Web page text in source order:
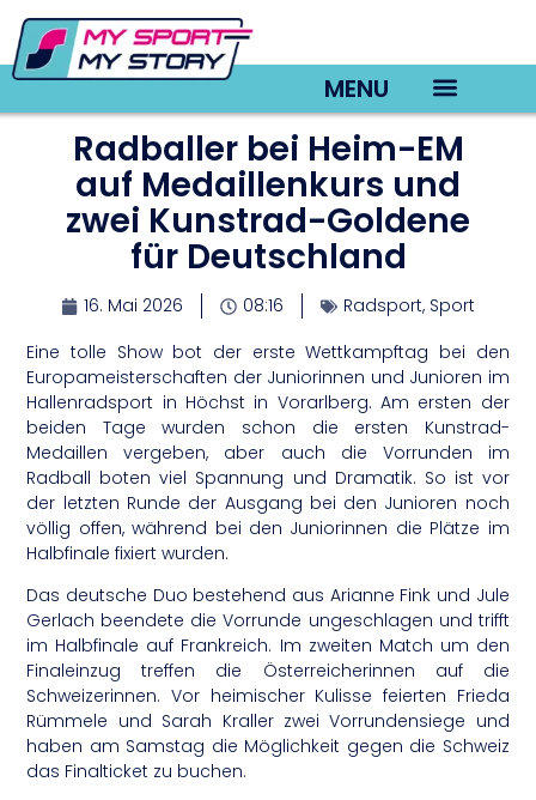
MENU
Radballer bei Heim-EM
auf Medaillenkurs und
zwei Kunstrad-Goldene
für Deutschland
16. Mai 2026 08:16 Radsport, Sport
Eine tolle Show bot der erste Wettkampftag bei den
Europameisterschaften der Juniorinnen und Junioren im
Hallenradsport in Höchst in Vorarlberg. Am ersten der
beiden Tage wurden schon die ersten Kunstrad-
Medaillen vergeben, aber auch die Vorrunden im
Radball boten viel Spannung und Dramatik. So ist vor
der letzten Runde der Ausgang bei den Junioren noch
völlig offen, während bei den Juniorinnen die Plätze im
Halbfinale fixiert wurden.
Das deutsche Duo bestehend aus Arianne Fink und Jule
Gerlach beendete die Vorrunde ungeschlagen und trifft
im Halbfinale auf Frankreich. Im zweiten Match um den
Finaleinzug treffen die Österreicherinnen auf die
Schweizerinnen. Vor heimischer Kulisse feierten Frieda
Rümmele und Sarah Kraller zwei Vorrundensiege und
haben am Samstag die Möglichkeit gegen die Schweiz
das Finalticket zu buchen.